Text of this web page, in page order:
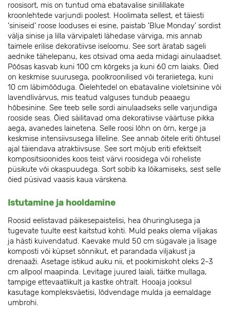
roosisort, mis on tuntud oma ebatavalise sinilillakate
kroonlehtede varjundi poolest. Hoolimata sellest, et täiesti
'siniseid' roose looduses ei esine, paistab 'Blue Monday' sordist
välja sinise ja lilla värvipaleti lähedase värviga, mis annab
taimele erilise dekoratiivse iseloomu. See sort äratab sageli
aednike tähelepanu, kes otsivad oma aeda midagi ainulaadset.
Põõsas kasvab kuni 100 cm kõrgeks ja kuni 60 cm laiaks. Õied
on keskmise suurusega, poolkroonilised või terariietega, kuni
10 cm läbimõõduga. Õielehtedel on ebatavaline violetsinine või
lavendlivärvus, mis teatud valguses tundub peaaegu
hõbesinine. See teeb selle sordi ainulaadseks selle varjundiga
rooside seas. Õied säilitavad oma dekoratiivse väärtuse pikka
aega, avanedes lainetena. Selle roosi lõhn on õrn, kerge ja
keskmise intensiivsusega lilleline. See annab õitele eriti õhtusel
ajal täiendava atraktiivsuse. See sort mõjub eriti efektselt
kompositsioonides koos teist värvi roosidega või roheliste
püsikute või okaspuudega. Sort sobib ka lõikamiseks, sest selle
õied püsivad vaasis kaua värskena.
Istutamine ja hooldamine
Roosid eelistavad päikesepaistelisi, hea õhuringlusega ja
tugevate tuulte eest kaitstud kohti. Muld peaks olema viljakas
ja hästi kuivendatud. Kaevake muld 50 cm sügavale ja lisage
komposti või küpset sõnnikut, et parandada viljakust ja
drenaaži. Asetage istikud auku nii, et pookimiskoht oleks 2-3
cm allpool maapinda. Levitage juured laiali, täitke mullaga,
tampige ettevaatlikult ja kastke ohtralt. Hooaja jooksul
kasutage kompleksväetisi, lõdvendage mulda ja eemaldage
umbrohi.